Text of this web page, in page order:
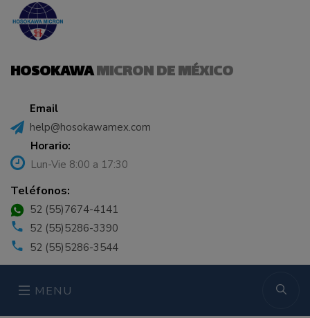
HOSOKAWAMICRON DE MÉXICO
Email
help@hosokawamex.com
Horario:
Lun-Vie 8:00 a 17:30
Teléfonos:
52 (55)7674-4141
52 (55)5286-3390
52 (55)5286-3544
MENU